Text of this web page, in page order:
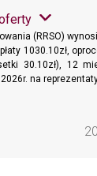
(RRSO)
1030.10zł,
30.10zł), 12
na